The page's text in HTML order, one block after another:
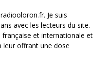
Je suis
avec les lecteurs du site.
française et internationale et
leur offrant une dose